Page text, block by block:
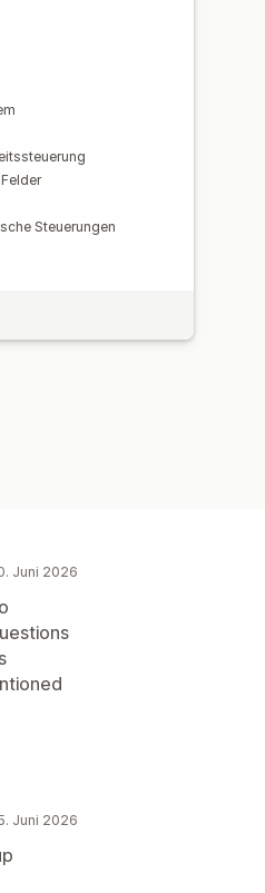
Steuerungen
Juni 2026
Juni 2026